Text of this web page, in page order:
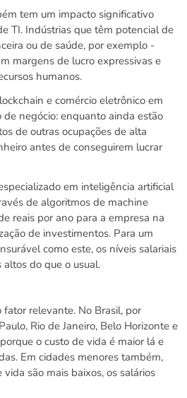
tem um impacto significativo
TI. Indústrias que têm potencial de
ou de saúde, por exemplo -
margens de lucro expressivas e
humanos.
e comércio eletrônico em
negócio: enquanto ainda estão
de outras ocupações de alta
antes de conseguirem lucrar
em inteligência artificial
de algoritmos de machine
reais por ano para a empresa na
de investimentos. Para um
como este, os níveis salariais
do que o usual.
relevante. No Brasil, por
Rio de Janeiro, Belo Horizonte e
o custo de vida é maior lá e
Em cidades menores também,
são mais baixos, os salários